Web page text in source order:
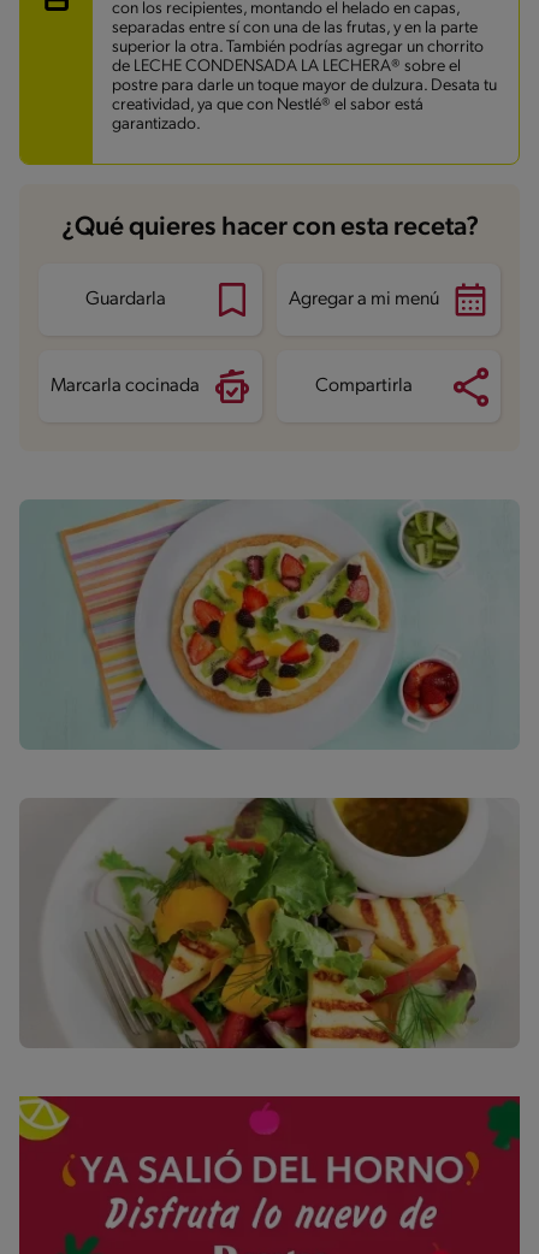
con los recipientes, montando el helado en capas,
separadas entre sí con una de las frutas, y en la parte
superior la otra. También podrías agregar un chorrito
de LECHE CONDENSADA LA LECHERA® sobre el
postre para darle un toque mayor de dulzura. Desata tu
creatividad, ya que con Nestlé® el sabor está
garantizado.
¿Qué quieres hacer con esta receta?
Guardarla Agregar a mi menú
Marcarla cocinada Compartirla